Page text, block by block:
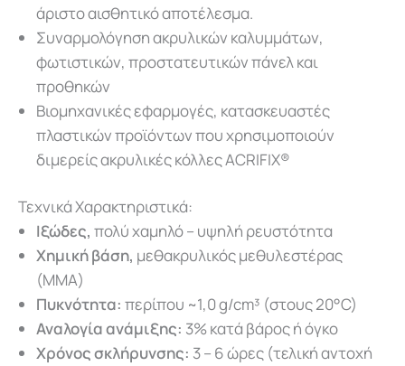
άριστο αισθητικό αποτέλεσμα.
Συναρμολόγηση ακρυλικών καλυμμάτων,
φωτιστικών, προστατευτικών πάνελ και
προθηκών
Βιομηχανικές εφαρμογές, κατασκευαστές
πλαστικών προϊόντων που χρησιμοποιούν
διμερείς ακρυλικές κόλλες ACRIFIX®
Τεχνικά Χαρακτηριστικά:
Ιξώδες, πολύ χαμηλό – υψηλή ρευστότητα
Χημική βάση, μεθακρυλικός μεθυλεστέρας
(MMA)
Πυκνότητα: περίπου ~1,0 g/cm³ (στους 20°C)
Αναλογία ανάμιξης: 3% κατά βάρος ή όγκο
Χρόνος σκλήρυνσης: 3 – 6 ώρες (τελική αντοχή